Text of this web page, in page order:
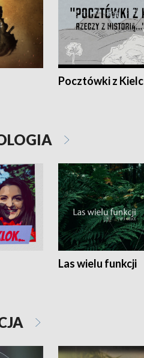
Pocztówki z Kielc
Las wielu funkcji